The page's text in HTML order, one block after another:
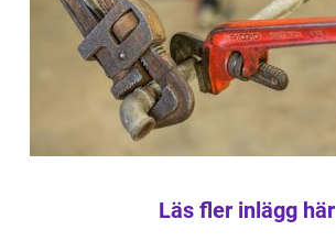
Läs fler inlägg här